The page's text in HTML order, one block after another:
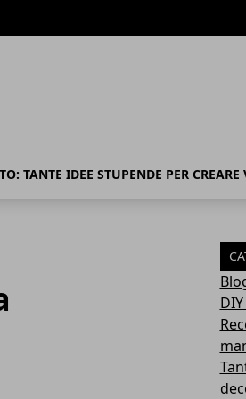
TANTE IDEE STUPENDE PER